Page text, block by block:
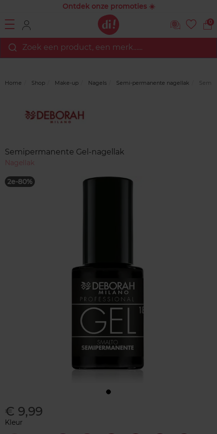
Ontdek onze promoties ☀️
0
Zoek een product, een merk…...
Home Shop Make-up Nagels Semi-permanente nagellak
Semipermanente Gel-nagellak
Nagellak
2e-80%
€ 9,99
Kleur